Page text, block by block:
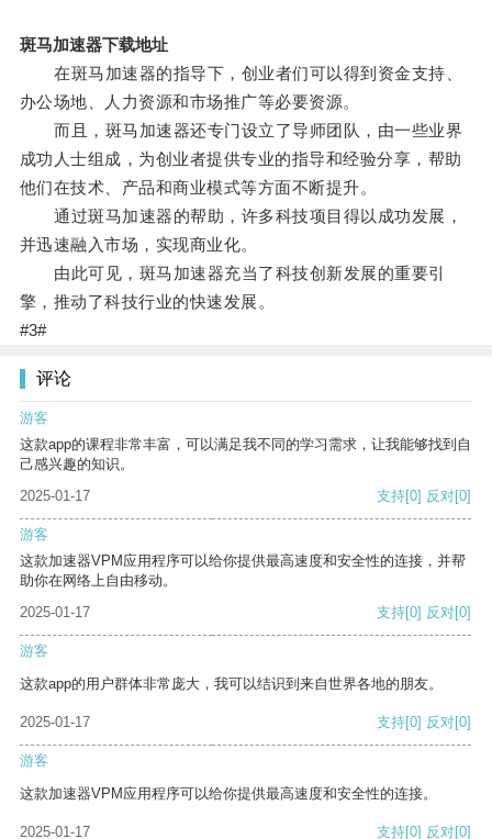
斑马加速器下载地址
在斑马加速器的指导下，创业者们可以得到资金支持、
办公场地、人力资源和市场推广等必要资源。
而且，斑马加速器还专门设立了导师团队，由一些业界
成功人士组成，为创业者提供专业的指导和经验分享，帮助
他们在技术、产品和商业模式等方面不断提升。
通过斑马加速器的帮助，许多科技项目得以成功发展，
并迅速融入市场，实现商业化。
由此可见，斑马加速器充当了科技创新发展的重要引
擎，推动了科技行业的快速发展。
#3#
评论
游客
这款app的课程非常丰富，可以满足我不同的学习需求，让我能够找到自
己感兴趣的知识。
2025-01-17
支持[0] 反对[0]
游客
这款加速器VPM应用程序可以给你提供最高速度和安全性的连接，并帮
助你在网络上自由移动。
2025-01-17
支持[0] 反对[0]
游客
这款app的用户群体非常庞大，我可以结识到来自世界各地的朋友。
2025-01-17 支持[0] 反对[0]
游客
这款加速器VPM应用程序可以给你提供最高速度和安全性的连接。
2025-01-17 支持[0] 反对[0]